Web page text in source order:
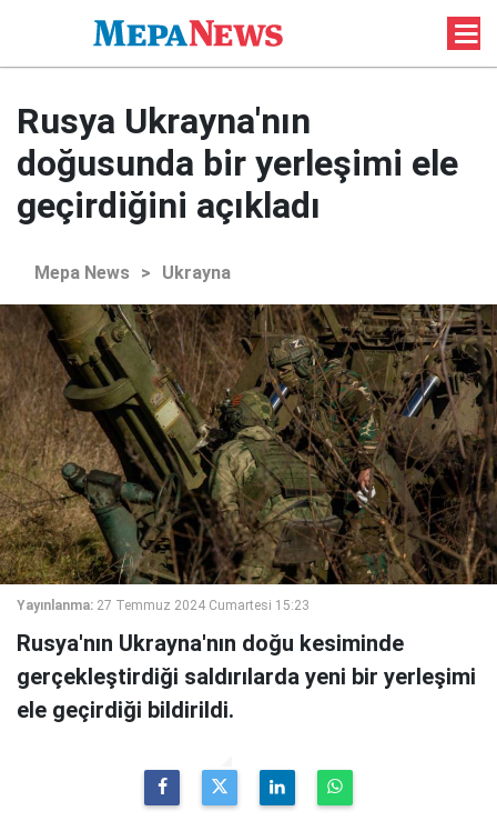
Rusya Ukrayna'nın
doğusunda bir yerleşimi ele
geçirdiğini açıkladı
Mepa News > Ukrayna
Yayınlanma: 27 Temmuz 2024 Cumartesi 15:23
Rusya'nın Ukrayna'nın doğu kesiminde
gerçekleştirdiği saldırılarda yeni bir yerleşimi
ele geçirdiği bildirildi.